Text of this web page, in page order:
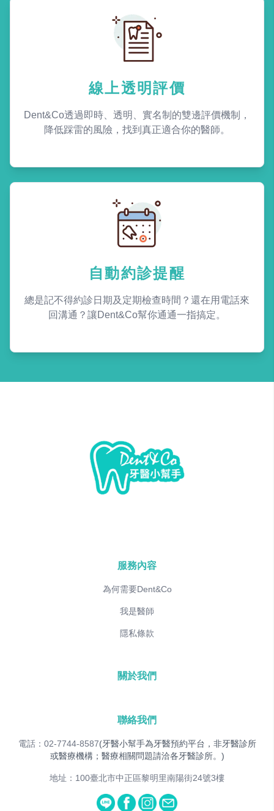
線上透明評價
Dent&Co透過即時、透明、實名制的雙邊評價機制，
降低踩雷的風險，找到真正適合你的醫師。
自動約診提醒
總是記不得約診日期及定期檢查時間？還在用電話來
回溝通？讓Dent&Co幫你通通一指搞定。
服務內容
為何需要Dent&Co
我是醫師
隱私條款
關於我們
聯絡我們
電話：02-7744-8587(牙醫小幫手為牙醫預約平台，非牙醫診所
或醫療機構；醫療相關問題請洽各牙醫診所。)
地址：100臺北市中正區黎明里南陽街24號3樓